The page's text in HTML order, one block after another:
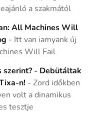
a szakmától
All Machines Will
- Itt van iamyank új
Will Fail
szerint? - Debütáltak
n! -Zord időkben
volt a dinamikus
tesztje